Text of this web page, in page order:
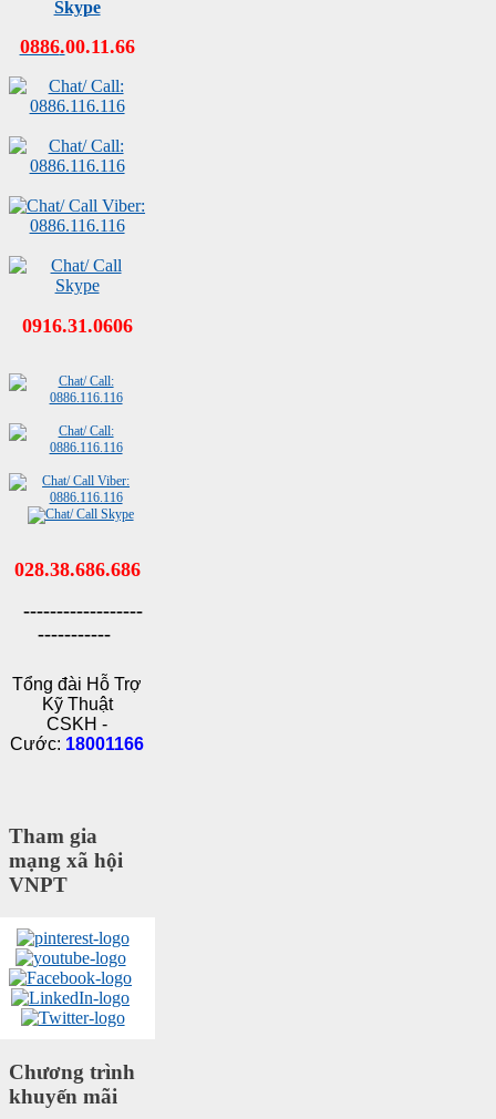
0886.00.11.66
0916.31.0606
028.38.686.686
------------------
-----------
Tổng đài Hỗ Trợ
Kỹ Thuật
CSKH -
Cước: 18001166
Tham gia
mạng xã hội
VNPT
Chương trình
khuyến mãi